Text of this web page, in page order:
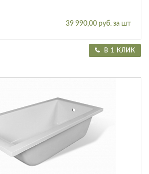
39 990,00 руб. за шт
В 1 КЛИК